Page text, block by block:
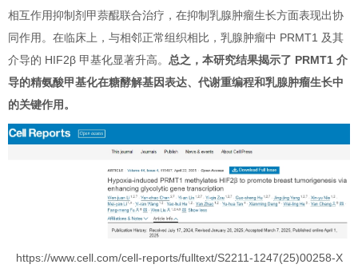
相互作用抑制剂甲萘醌联合治疗，在抑制乳腺肿瘤生长方面表现出协
同作用。在临床上，与相邻正常组织相比，乳腺肿瘤中 PRMT1 及其
介导的 HIF2β 甲基化显著升高。 总之，本研究结果揭示了 PRMT1 介
导的精氨酸甲基化在糖酵解基因表达、代谢重编程和乳腺肿瘤生长中
的关键作用。
https://www.cell.com/cell-reports/fulltext/S2211-1247(25)00258-X